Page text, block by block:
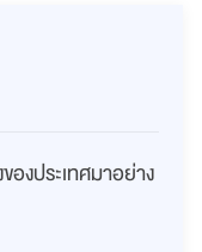
งประเทศมาอย่าง